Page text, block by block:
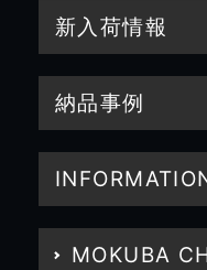
新入荷情報
納品事例
MOKUBA